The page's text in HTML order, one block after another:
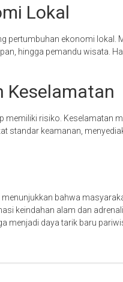
Lokal
pertumbuhan ekonomi lokal.
hingga pemandu wisata.
Keselamatan
memiliki risiko. Keselamatan
standar keamanan,
bahwa
keindahan alam dan
menjadi daya tarik baru